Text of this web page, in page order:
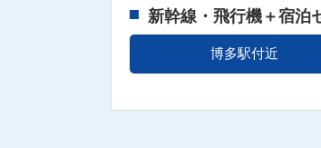
新幹線・飛行機＋宿泊
博多駅付近